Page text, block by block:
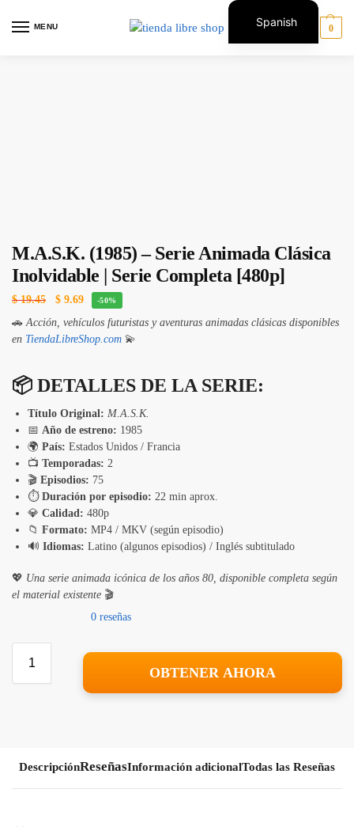
MENU 0
M.A.S.K. (1985) – Serie Animada Clásica
Inolvidable | Serie Completa [480p]
$19.45 $ 9.69 -50%
🚗 Acción, vehículos futuristas y aventuras animadas clásicas disponibles
en TiendaLibreShop.com 💫
📦 DETALLES DE LA SERIE:
Título Original: M.A.S.K.
📅 Año de estreno: 1985
🌍 País: Estados Unidos / Francia
📺 Temporadas: 2
🎬 Episodios: 75
⏱️ Duración por episodio: 22 min aprox.
💎 Calidad: 480p
📁 Formato: MP4 / MKV (según episodio)
🔊 Idiomas: Latino (algunos episodios) / Inglés subtitulado
💖 Una serie animada icónica de los años 80, disponible completa según
el material existente 🎬
0 reseñas
OBTENER AHORA
Descripción Información adicionalTodas las Reseñas
Spanish
English